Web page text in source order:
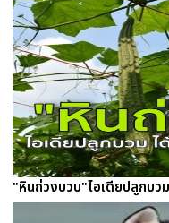
"หินถ่วงบวบ"ไอเดียปลูกบว